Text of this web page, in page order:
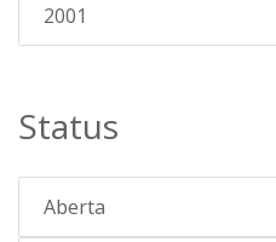
2001
Status
Aberta